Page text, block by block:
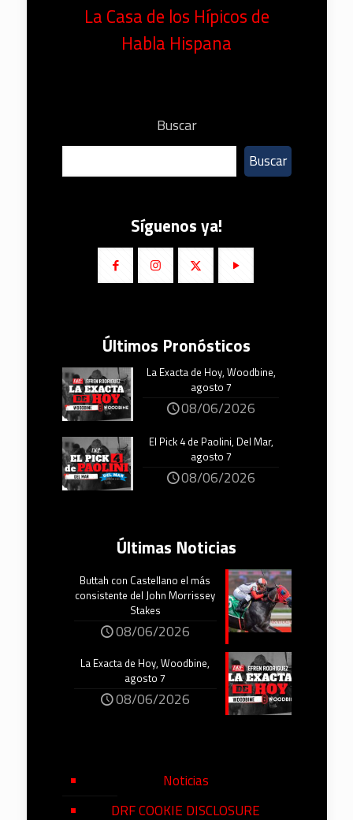
La Casa de los Hípicos de
Habla Hispana
Buscar
Buscar
Síguenos ya!
Últimos Pronósticos
La Exacta de Hoy, Woodbine,
agosto 7
08/06/2026
El Pick 4 de Paolini, Del Mar,
agosto 7
08/06/2026
Últimas Noticias
Buttah con Castellano el más
consistente del John Morrissey
Stakes
08/06/2026
La Exacta de Hoy, Woodbine,
agosto 7
08/06/2026
Noticias
DRF COOKIE DISCLOSURE